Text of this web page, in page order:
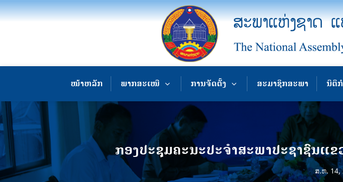
ໜ້າຫລັກ ພາກສະເໜີ ການຈັດຕັ້ງ ສະມາຊິກສະພາ ນິຕິ
ກອງປະຊຸມຄະນະປະຈຳສະພາປະຊາຊົນແ
ສ.ຫ. 14,